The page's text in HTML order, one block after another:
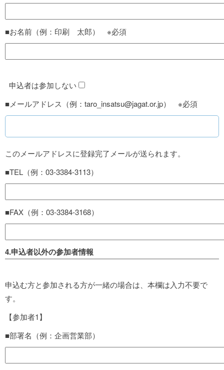
■お名前（例：印刷 太郎） ※必須
申込者は参加しない
■メールアドレス（例：taro_insatsu@jagat.or.jp） ※必須
このメールアドレスに登録完了メールが送られます。
■TEL（例：03-3384-3113）
■FAX（例：03-3384-3168）
4.申込者以外の参加者情報
申込む方と参加される方が一緒の場合は、本欄は入力不要で
す。
【参加者1】
■部署名（例：企画営業部）